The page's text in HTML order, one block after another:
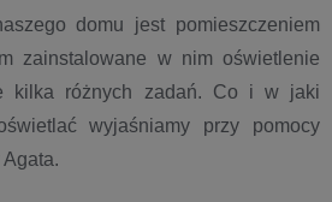
domu jest pomieszczeniem
zainstalowane w nim oświetlenie
kilka różnych zadań. Co i w jaki
wyjaśniamy przy pomocy